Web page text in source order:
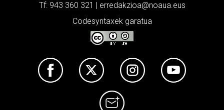
Tf: 943 360 321 | erredakzioa@noaua.eus
Codesyntaxek garatua